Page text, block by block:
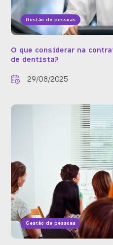
Gestão de pessoas
O que considerar na
de dentista?
29/08/2025
Gestão de pessoas